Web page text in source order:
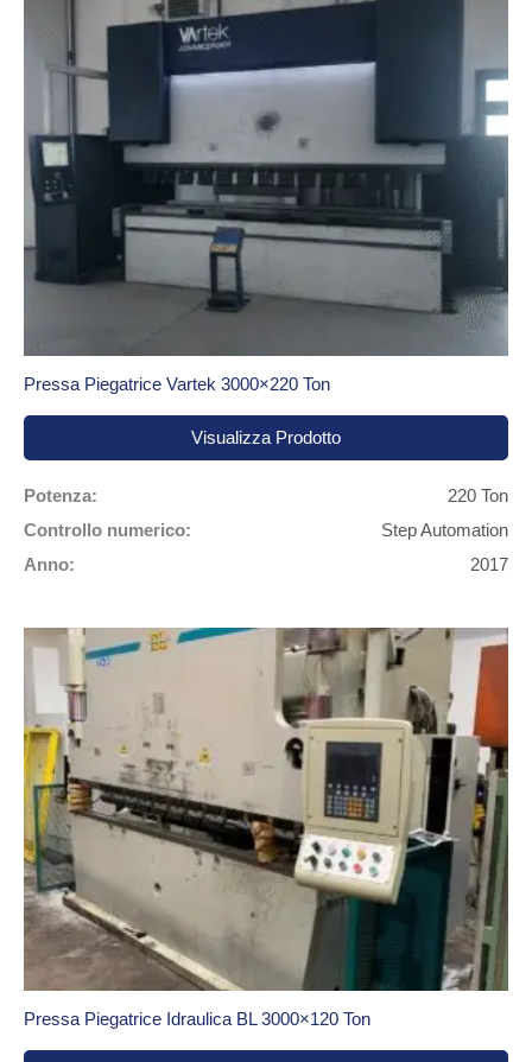
Leggi l’articolo completo
Contattaci o visita il nostro showroom
Se sei alla ricerca di macchine utensili usate affidabili e
performanti,T.P.C. S.r.l. è il partner giusto per te
. Ti invitiamo
a visitare il nostro showroom di Bibbiena o consultare la
sezione usato del nostro sito per scoprire tutte le offerte
disponibili.
Pressa Piegatrice Vartek 3000×220 Ton
Visualizza Prodotto
Potenza:
220 Ton
Controllo numerico:
Step Automation
Anno:
2017
Pressa Piegatrice Idraulica BL 3000×120 Ton